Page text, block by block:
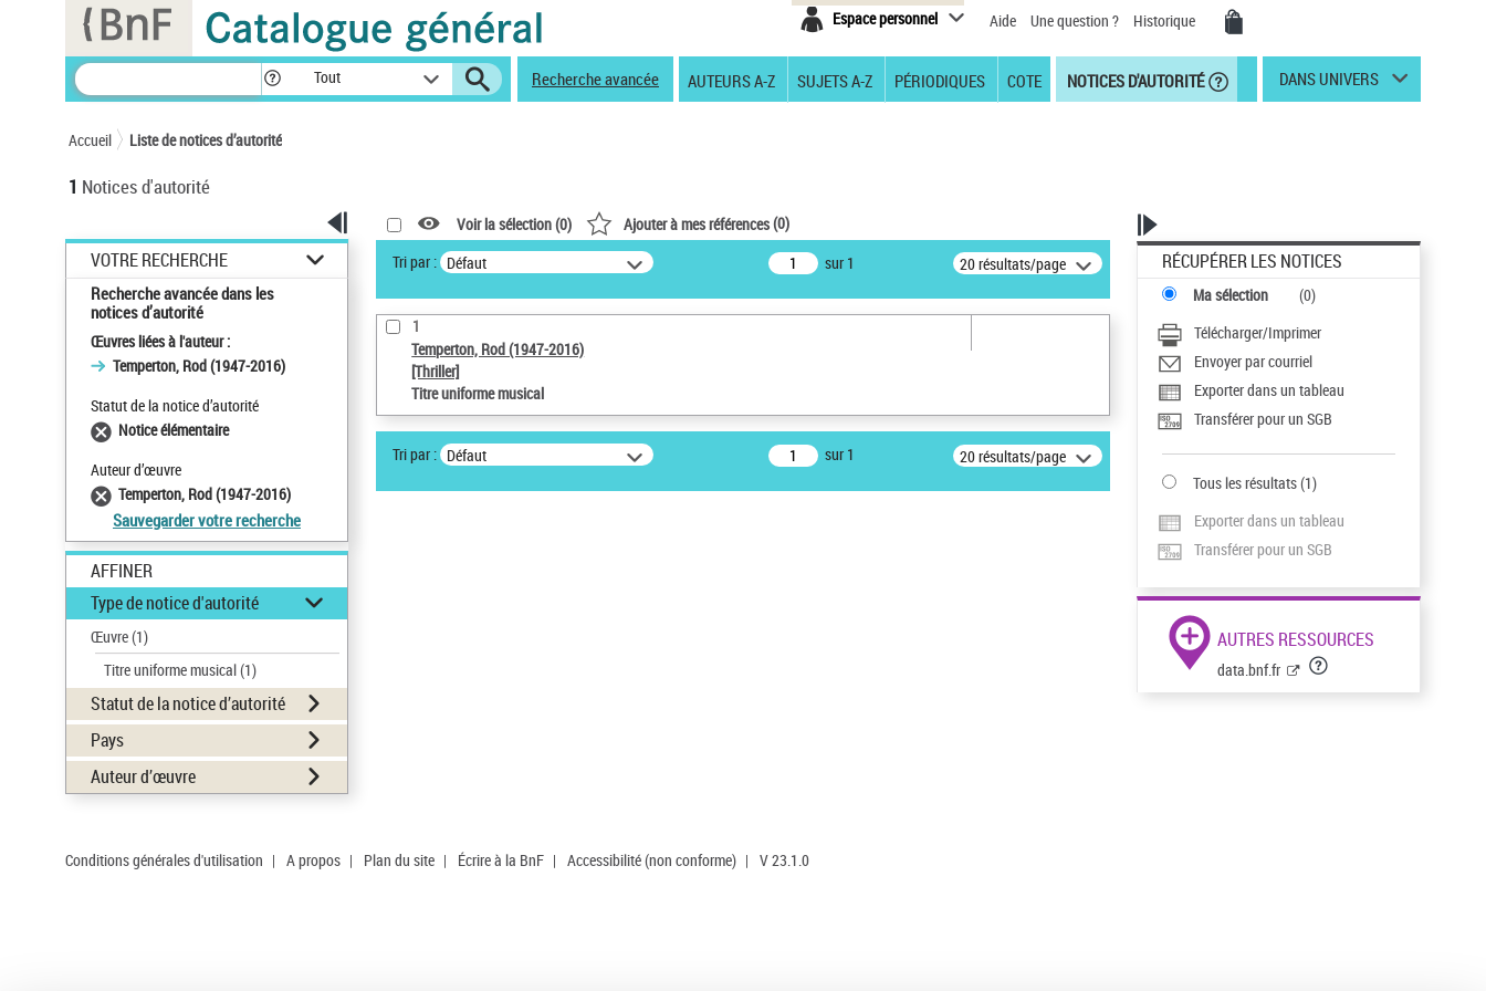
Espace personnel Aide Une question ? Historique
Tout Recherche avancée AUTEURS A-Z SUJETS A-Z PÉRIODIQUES COTE NOTICES D'AUTORITÉ DANS UNIVERS
Accueil Liste de notices d’autorité
1 Notices d'autorité
VOTRE RECHERCHE
Recherche avancée dans les
notices d’autorité
Œuvres liées à l'auteur :
Temperton, Rod (1947-2016)
Statut de la notice d’autorité
Notice élémentaire
Auteur d’œuvre
Temperton, Rod (1947-2016)
Sauvegarder votre recherche
AFFINER
Type de notice d'autorité
Œuvre(1)
Titre uniforme musical(1)
Statut de la notice d’autorité
Pays
Auteur d’œuvre
Voir la sélection (0) Ajouter à mes références(0)
Tri par : Défaut sur 1 20 résultats/page
1
Temperton, Rod (1947-2016)
[Thriller]
Titre uniforme musical
Tri par : Défaut sur 1 20 résultats/page
RÉCUPÉRER LES NOTICES
Ma sélection (0)
Télécharger/Imprimer
Envoyer par courriel
Exporter dans un tableau
Transférer pour un SGB
Tous les résultats(1)
Exporter dans un tableau
Transférer pour un SGB
AUTRES RESSOURCES
data.bnf.fr
Conditions générales d'utilisation | A propos | Plan du site | Écrire à la BnF | Accessibilité (non conforme) | V 23.1.0
Panneau de gestion des cookies